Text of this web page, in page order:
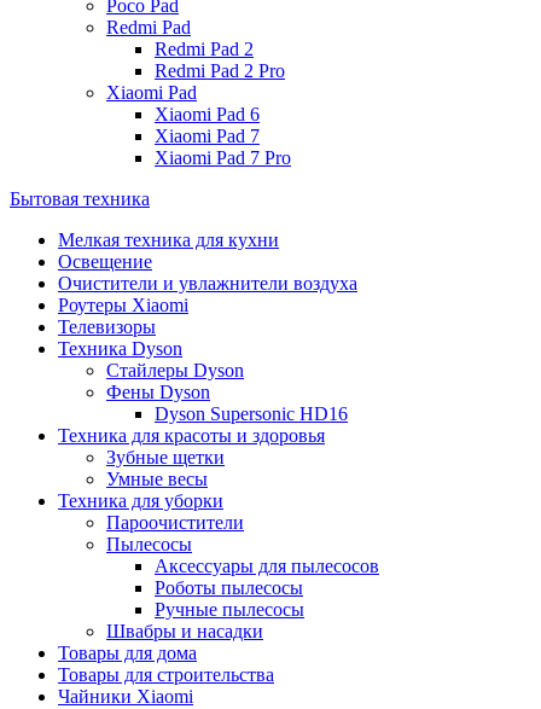
Poco Pad
Redmi Pad
Redmi Pad 2
Redmi Pad 2 Pro
Xiaomi Pad
Xiaomi Pad 6
Xiaomi Pad 7
Xiaomi Pad 7 Pro
Бытовая техника
Мелкая техника для кухни
Освещение
Очистители и увлажнители воздуха
Роутеры Xiaomi
Телевизоры
Техника Dyson
Стайлеры Dyson
Фены Dyson
Dyson Supersonic HD16
Техника для красоты и здоровья
Зубные щетки
Умные весы
Техника для уборки
Пароочистители
Пылесосы
Аксессуары для пылесосов
Роботы пылесосы
Ручные пылесосы
Швабры и насадки
Товары для дома
Товары для строительства
Чайники Xiaomi